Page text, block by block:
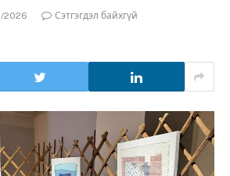
2026
Сэтгэгдэл байхгүй